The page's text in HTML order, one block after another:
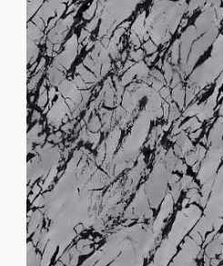
Каталог
Компания
Личный
Москва (сменить
Заказать